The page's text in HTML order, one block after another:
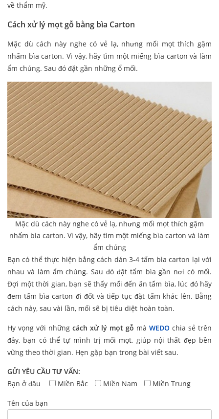
về thẩm mỹ.
Cách xử lý mọt gỗ bằng bìa Carton
Mặc dù cách này nghe có vẻ lạ, nhưng mối mọt thích gặm
nhấm bìa carton. Vì vậy, hãy tìm một miếng bìa carton và làm
ẩm chúng. Sau đó đặt gần những ổ mối.
Mặc dù cách này nghe có vẻ lạ, nhưng mối mọt thích gặm
nhấm bìa carton. Vì vậy, hãy tìm một miếng bìa carton và làm
ẩm chúng
Bạn có thể thực hiện bằng cách dán 3-4 tấm bìa carton lại với
nhau và làm ẩm chúng. Sau đó đặt tấm bìa gần nơi có mối.
Đợi một thời gian, bạn sẽ thấy mối đến ăn tấm bìa, lúc đó hãy
đem tấm bìa carton đi đốt và tiếp tục đặt tấm khác lên. Bằng
cách này, sau vài lần, mối sẽ bị tiêu diệt hoàn toàn.
Hy vọng với những cách xử lý mọt gỗ mà WEDO chia sẻ trên
đây, bạn có thể tự mình trị mối mọt, giúp nội thất đẹp bền
vững theo thời gian. Hẹn gặp bạn trong bài viết sau.
GỬI YÊU CẦU TƯ VẤN:
Bạn ở đâu
Miền Bắc Miền Nam Miền Trung
Tên của bạn